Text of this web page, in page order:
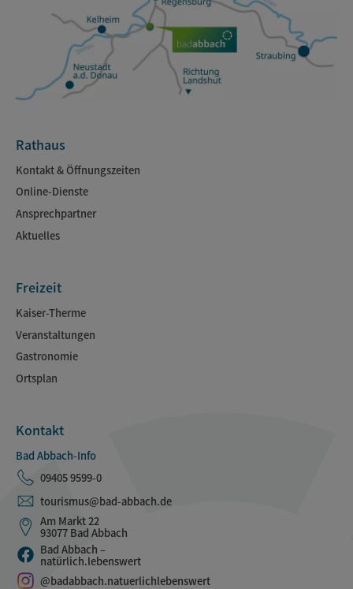
Rathaus
Kontakt & Öffnungszeiten
Online-Dienste
Ansprechpartner
Aktuelles
Freizeit
Kaiser-Therme
Veranstaltungen
Gastronomie
Ortsplan
Kontakt
Bad Abbach-Info
09405 9599-0
tourismus@bad-abbach.de
Am Markt 22
93077 Bad Abbach
Bad Abbach –
natürlich.lebenswert
@badabbach.natuerlichlebenswert